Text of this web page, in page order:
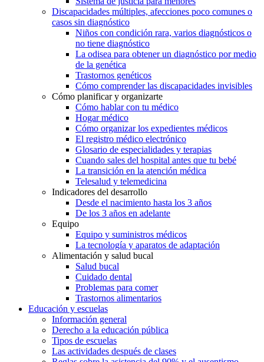
Discapacidades múltiples, afecciones poco comunes o
casos sin diagnóstico
Niños con condición rara, varios diagnósticos o
no tiene diagnóstico
La odisea para obtener un diagnóstico por medio
de la genética
Trastornos genéticos
Cómo comprender las discapacidades invisibles
Cómo planificar y organizarte
Cómo hablar con tu médico
Hogar médico
Cómo organizar los expedientes médicos
El registro médico electrónico
Glosario de especialidades y terapias
Cuando sales del hospital antes que tu bebé
La transición en la atención médica
Telesalud y telemedicina
Indicadores del desarrollo
Desde el nacimiento hasta los 3 años
De los 3 años en adelante
Equipo
Equipo y suministros médicos
La tecnología y aparatos de adaptación
Alimentación y salud bucal
Salud bucal
Cuidado dental
Problemas para comer
Trastornos alimentarios
Educación y escuelas
Información general
Derecho a la educación pública
Tipos de escuelas
Las actividades después de clases